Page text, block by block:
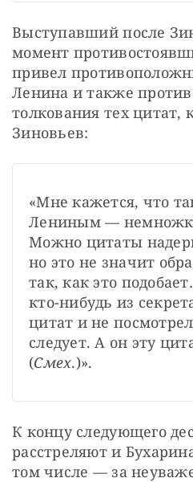
Выступавший после
момент
привел
Ленина и также
толкования тех цитат,
Зиновьев:
«Мне кажется, что
Лениным —
Можно цитаты
но это не значит
так, как это
кто-нибудь из
цитат и не
следует. А он эту
(Смех.)».
К концу следующего
расстреляют и
том числе — за